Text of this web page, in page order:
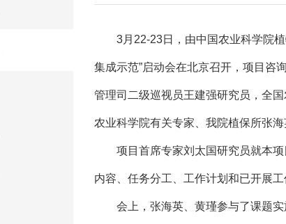
3月22-23日，由中国农业科学院
集成示范”启动会在北京召开，项目咨
管理司二级巡视员王建强研究员，全
农业科学院有关专家、我院植保所张
项目首席专家刘太国研究员就本
内容、任务分工、工作计划和已开展工
会上，张海英、黄瑾参与了课题